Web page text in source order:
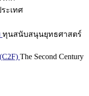
ะเทศ
ทุนสนับสนุนยุทธศาสตร์
The Second Century